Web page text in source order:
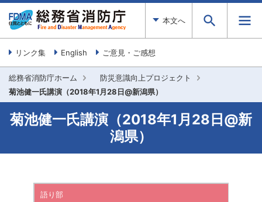
本文へ
リンク集 English ご意見・ご感想
総務省消防庁ホーム
防災意識向上プロジェクト
菊池健一氏講演（2018年1月28日@新潟県）
菊池健一氏講演（2018年1月28日@新
潟県）
語り部